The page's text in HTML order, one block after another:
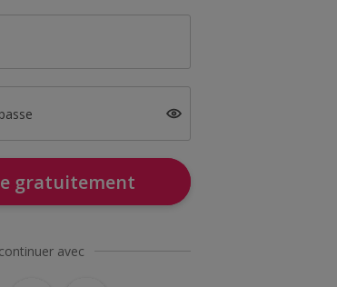
gratuitement
avec